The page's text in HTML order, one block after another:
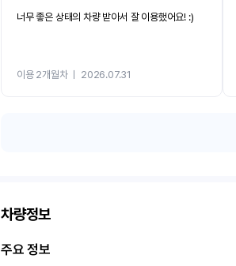
너무 좋은 상태의 차량 받아서 잘 이용했어요! :)
이용 2개월차ㅣ 2026.07.31
차량정보
주요 정보